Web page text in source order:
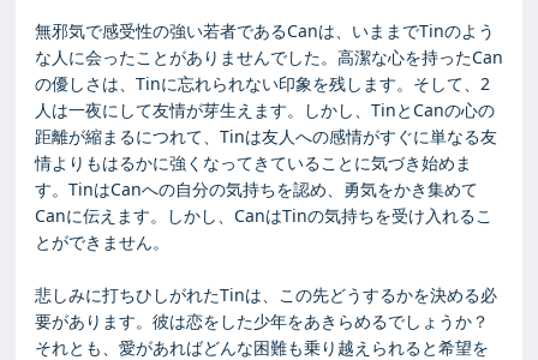
無邪気で感受性の強い若者であるCanは、いままでTinのよう
な人に会ったことがありませんでした。高潔な心を持ったCan
の優しさは、Tinに忘れられない印象を残します。そして、2
人は一夜にして友情が芽生えます。しかし、TinとCanの心の
距離が縮まるにつれて、Tinは友人への感情がすぐに単なる友
情よりもはるかに強くなってきていることに気づき始めま
す。TinはCanへの自分の気持ちを認め、勇気をかき集めて
Canに伝えます。しかし、CanはTinの気持ちを受け入れるこ
とができません。
悲しみに打ちひしがれたTinは、この先どうするかを決める必
要があります。彼は恋をした少年をあきらめるでしょうか？
それとも、愛があればどんな困難も乗り越えられると希望を